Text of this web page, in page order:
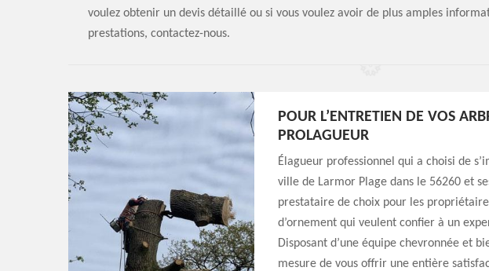
voulez obtenir un devis détaillé ou si vous voulez avoir de plus amples
prestations, contactez-nous.
POUR L’ENTRETIEN DE VOS
PROLAGUEUR
Élagueur professionnel qui a choisi de
ville de Larmor Plage dans le 56260 et
prestataire de choix pour les
d’ornement qui veulent confier à un
Disposant d’une équipe chevronnée et
mesure de vous offrir une entière